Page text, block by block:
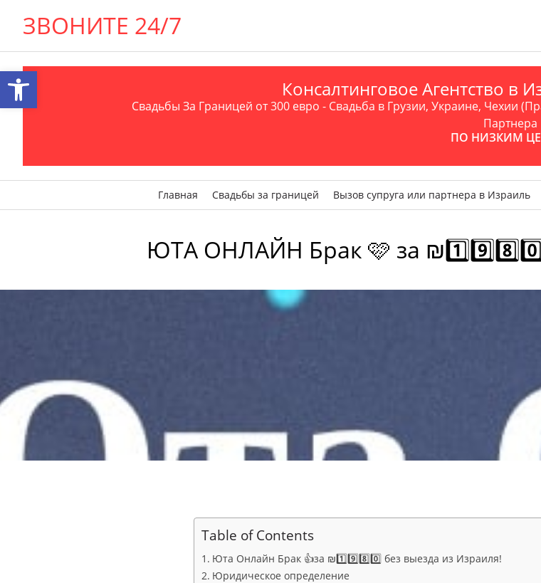
ЗВОНИТЕ 24/7
Консалтинговое Агентство в
Свадьбы За Границей от 300 евро - Свадьба в Грузии, Украине, Чехии
Партнера
ПО НИЗКИМ
Главная Свадьбы за границей Вызов супруга или партнера в Израиль
ЮТА ОНЛАЙН Брак 🩷 за
Table of Contents
Юта Онлайн Брак 👍за ₪1️⃣9️⃣8️⃣0️⃣ без выезда из Израиля!
Юридическое определение
Открыть панель инструментов